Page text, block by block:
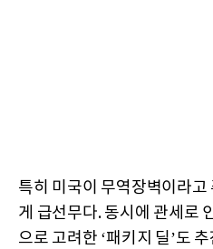
특히 미국이 무역장벽이라
게 급선무다. 동시에 관세로
으로 고려한 ‘패키지 딜’도